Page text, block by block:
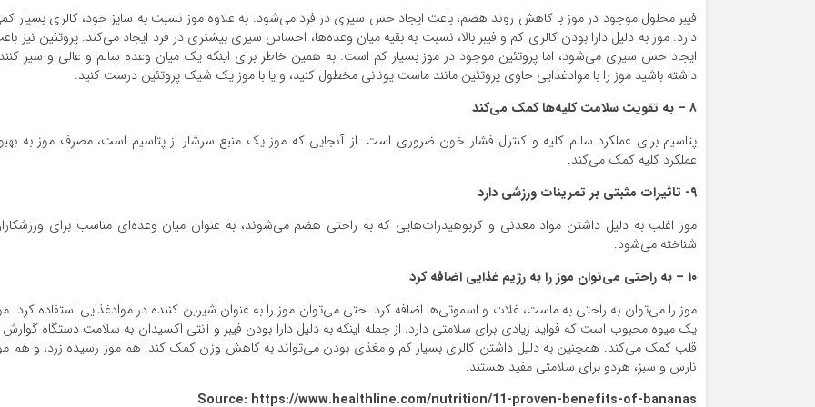
فیبر محلول موجود در موز با کاهش روند هضم، باعث ایجاد حس سیری در فرد می‌شود. به علاوه موز نسبت به سایز خود، کالری بسیار
دارد. موز به دلیل دارا بودن کالری کم و فیبر بالا، نسبت به بقیه میان وعده‌ها، احساس سیری بیشتری در فرد ایجاد می‌کند. پروتئین نیز
ایجاد حس سیری می‌شود، اما پروتئین موجود در موز بسیار کم است. به همین خاطر برای اینکه یک میان وعده سالم و عالی و سیر
داشته باشید موز را با موادغذایی حاوی پروتئین مانند ماست یونانی مخطول کنید، و یا با موز یک شیک پروتئین درست کنید.
۸ –
به تقویت سلامت کلیه‌ها کمک می‌کند
پتاسیم برای عملکرد سالم کلیه و کنترل فشار خون ضروری است. از آنجایی که موز یک منبع سرشار از پتاسیم است، مصرف موز به
عملکرد کلیه کمک می‌کند.
۹- تاثیرات مثبتی بر تمرینات ورزشی دارد
موز اغلب به دلیل داشتن مواد معدنی و کربوهیدرات‌هایی که به راحتی هضم می‌شوند، به عنوان میان وعده‌ای مناسب برای
شناخته می‌شود.
۱۰ –
به راحتی می‌توان موز را به رژیم غذایی اضافه کرد
موز را می‌توان به راحتی به ماست، غلات و اسموتی‌ها اضافه کرد. حتی می‌توان موز را به عنوان شیرین کننده در موادغذایی استفاده کرد.
یک میوه محبوب است که فواید زیادی برای سلامتی دارد. از جمله اینکه به دلیل دارا بودن فیبر و آنتی اکسیدان به سلامت دستگاه
قلب کمک می‌کند. همچنین به دلیل داشتن کالری بسیار کم و مغذی بودن می‌تواند به کاهش وزن کمک کند. هم موز رسیده زرد، و هم
نارس و سبز، هردو برای سلامتی مفید هستند.
Source: https://www.healthline.com/nutrition/11-proven-benefits-of-bananas